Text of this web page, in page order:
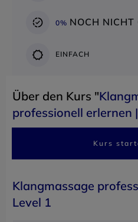
0% NOCH NICHT
EINFACH
Über den Kurs "
professionell erlernen
Kurs
Klangmassage
Level 1